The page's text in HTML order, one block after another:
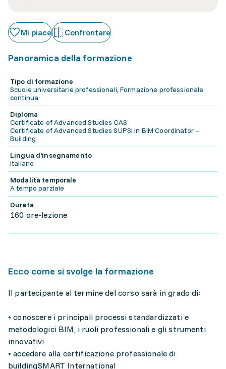
Mi piace Confrontare
Panoramica della formazione
Tipo di formazione
Scuole universitarie professionali, Formazione professionale
continua
Diploma
Certificate of Advanced Studies CAS
Certificate of Advanced Studies SUPSI in BIM Coordinator –
Building
Lingua d'insegnamento
italiano
Modalità temporale
A tempo parziale
Durata
160 ore-lezione
Ecco come si svolge la formazione
Il partecipante al termine del corso sarà in grado di:
• conoscere i principali processi standardizzati e
metodologici BIM, i ruoli professionali e gli strumenti
innovativi
• accedere alla certificazione professionale di
buildingSMART International